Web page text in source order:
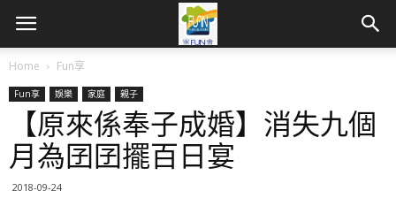
Home Fun享
Fun享 娛樂 家庭 親子
【原來係奉子成婚】消失九個
月為囝囝擺百日宴
2018-09-24